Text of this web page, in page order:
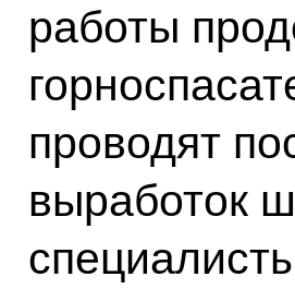
работы
проводят
выработок